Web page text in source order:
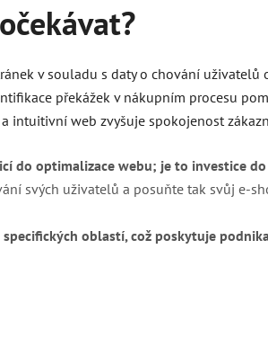
?
v souladu s daty o chování
překážek v nákupním procesu
a intuitivní web zvyšuje spokojenost
do optimalizace webu; je to investice
svých uživatelů a posuňte tak svůj e-
oblastí, což poskytuje